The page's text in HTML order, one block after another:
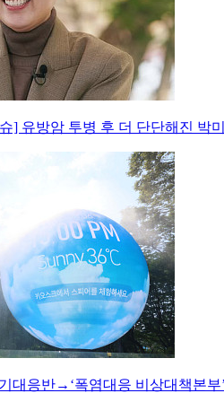
] 유방암 투병 후 더 단단해진 박
대응반→‘폭염대응 비상대책본부